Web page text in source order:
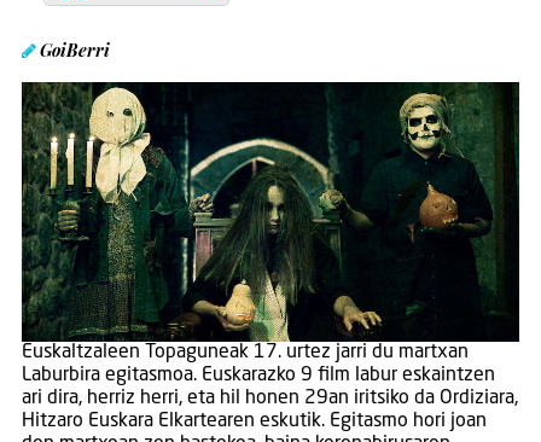
GoiBerri
Euskaltzaleen Topaguneak 17. urtez jarri du martxan
Laburbira egitasmoa. Euskarazko 9 film labur eskaintzen
ari dira, herriz herri, eta hil honen 29an iritsiko da Ordiziara,
Hitzaro Euskara Elkartearen eskutik. Egitasmo hori joan